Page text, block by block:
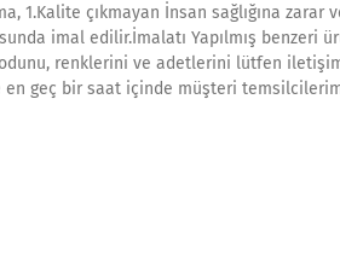
1.Kalite çıkmayan İnsan sağlığına zarar
imal edilir.İmalatı Yapılmış benzeri
renklerini ve adetlerini lütfen
en geç bir saat içinde müşteri